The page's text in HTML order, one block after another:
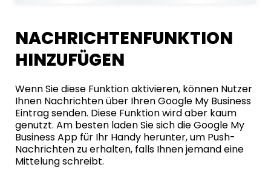
NACHRICHTENFUNKTION
HINZUFÜGEN
Wenn Sie diese Funktion aktivieren, können Nutzer
Ihnen Nachrichten über Ihren Google My Business
Eintrag senden. Diese Funktion wird aber kaum
genutzt. Am besten laden Sie sich die Google My
Business App für Ihr Handy herunter, um Push-
Nachrichten zu erhalten, falls Ihnen jemand eine
Mittelung schreibt.